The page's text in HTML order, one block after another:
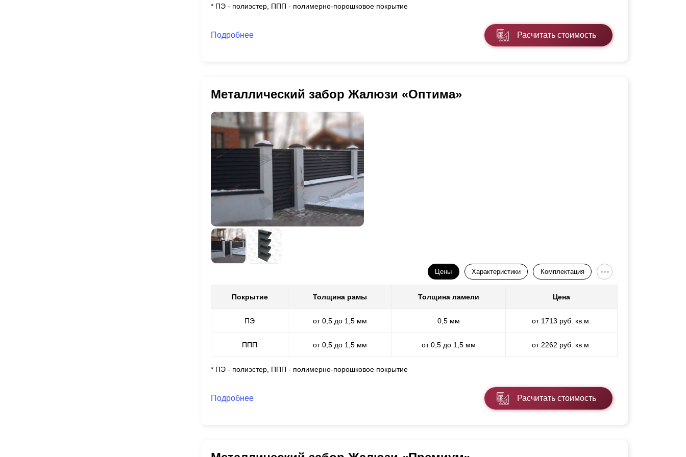
* ПЭ - полиэстер, ППП - полимерно-порошковое покрытие
Подробнее Расчитать стоимость
Металлический забор Жалюзи «Оптима»
Цены Характеристики Комплектация
Покрытие Толщина рамы Толщина ламели Цена
ПЭ от 0,5 до 1,5 мм 0,5 мм от 1713 руб. кв.м.
ППП от 0,5 до 1,5 мм от 0,5 до 1,5 мм от 2262 руб. кв.м.
* ПЭ - полиэстер, ППП - полимерно-порошковое покрытие
Подробнее Расчитать стоимость